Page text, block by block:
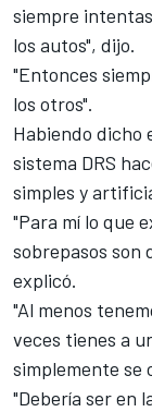
siempre
los autos", dijo.
"Entonces
los otros".
Habiendo dicho
sistema DRS
simples y
"Para mí lo que
sobrepasos son
explicó.
"Al menos
veces tienes a
simplemente se
"Debería ser en